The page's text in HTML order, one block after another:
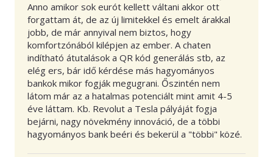
Anno amikor sok eurót kellett váltani akkor ott
forgattam át, de az új limitekkel és emelt árakkal
jobb, de már annyival nem biztos, hogy
komfortzónából kilépjen az ember. A chaten
indítható átutalások a QR kód generálás stb, az
elég ers, bár idő kérdése más hagyományos
bankok mikor fogják megugrani. Őszintén nem
látom már az a hatalmas potenciált mint amit 4-5
éve láttam. Kb. Revolut a Tesla pályáját fogja
bejárni, nagy növekmény innováció, de a többi
hagyományos bank beéri és bekerül a "többi" közé.